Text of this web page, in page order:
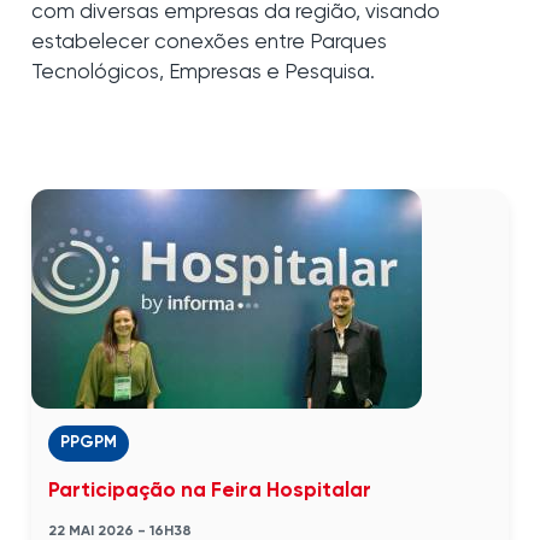
com diversas empresas da região, visando
estabelecer conexões entre Parques
Tecnológicos, Empresas e Pesquisa.
PPGPM
Participação na Feira Hospitalar
22 MAI 2026 - 16H38